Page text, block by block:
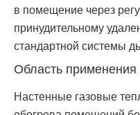
в помещение через
принудительному
стандартной системы
Область применения
Настенные газовые